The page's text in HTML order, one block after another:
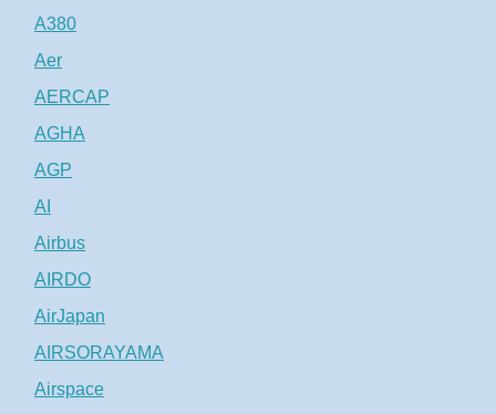
A380
Aer
AERCAP
AGHA
AGP
AI
Airbus
AIRDO
AirJapan
AIRSORAYAMA
Airspace